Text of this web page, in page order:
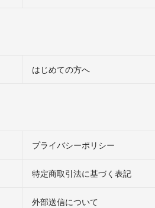
はじめての方へ
プライバシーポリシー
特定商取引法に基づく表記
外部送信について